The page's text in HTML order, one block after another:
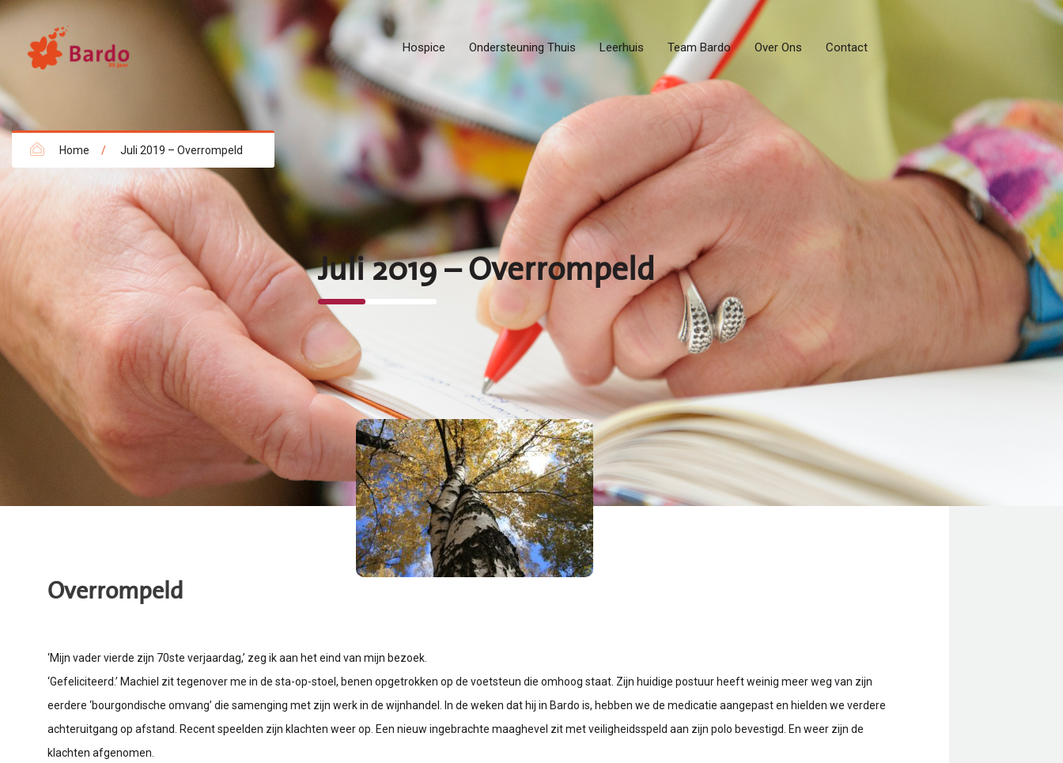
Hospice Ondersteuning Thuis Leerhuis Team Bardo Over Ons Contact
Home / Juli 2019 – Overrompeld
Juli 2019 – Overrompeld
Overrompeld
‘Mijn vader vierde zijn 70ste verjaardag,’ zeg ik aan het eind van mijn bezoek.
‘Gefeliciteerd.’ Machiel zit tegenover me in de sta-op-stoel, benen opgetrokken op de voetsteun die omhoog staat. Zijn huidige postuur heeft weinig meer weg van zijn
eerdere ‘bourgondische omvang’ die samenging met zijn werk in de wijnhandel. In de weken dat hij in Bardo is, hebben we de medicatie aangepast en hielden we verdere
achteruitgang op afstand. Recent speelden zijn klachten weer op. Een nieuw ingebrachte maaghevel zit met veiligheidsspeld aan zijn polo bevestigd. En weer zijn de
klachten afgenomen.